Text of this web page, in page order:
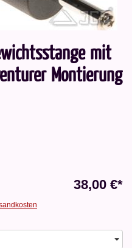
mit
Montierung
38,00 €*